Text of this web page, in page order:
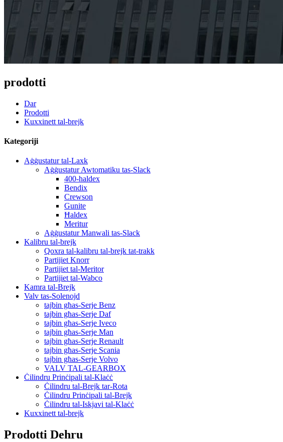
prodotti
Dar
Prodotti
Kuxxinett tal-brejk
Kategoriji
Aġġustatur tal-Laxk
Aġġustatur Awtomatiku tas-Slack
400-haldex
Bendix
Crewson
Gunite
Ħaldex
Meritur
Aġġustatur Manwali tas-Slack
Kalibru tal-brejk
Qoxra tal-kalibru tal-brejk tat-trakk
Partijiet Knorr
Partijiet tal-Meritor
Partijiet tal-Wabco
Kamra tal-Brejk
Valv tas-Solenojd
tajbin għas-Serje Benz
tajbin għas-Serje Daf
tajbin għas-Serje Iveco
tajbin għas-Serje Man
tajbin għas-Serje Renault
tajbin għas-Serje Scania
tajbin għas-Serje Volvo
VALV TAL-GEARBOX
Ċilindru Prinċipali tal-Klaċċ
Ċilindru tal-Brejk tar-Rota
Ċilindru Prinċipali tal-Brejk
Ċilindru tal-Iskjavi tal-Klaċċ
Kuxxinett tal-brejk
Prodotti Dehru